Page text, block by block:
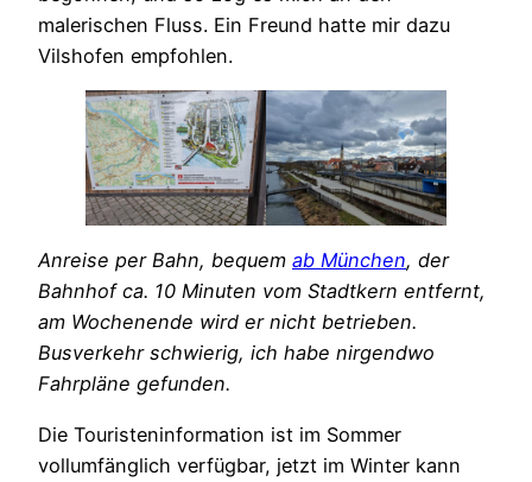
malerischen Fluss. Ein Freund hatte mir dazu
Vilshofen empfohlen.
Anreise per Bahn, bequem ab München, der
Bahnhof ca. 10 Minuten vom Stadtkern entfernt,
am Wochenende wird er nicht betrieben.
Busverkehr schwierig, ich habe nirgendwo
Fahrpläne gefunden.
Die Touristeninformation ist im Sommer
vollumfänglich verfügbar, jetzt im Winter kann